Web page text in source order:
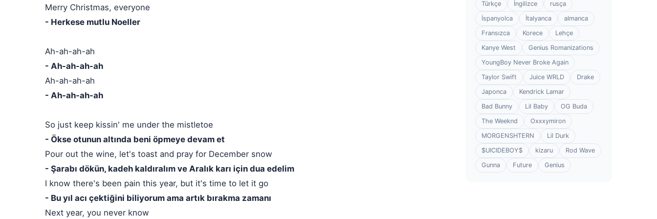
Merry Christmas, everyone
- Herkese mutlu Noeller
Ah-ah-ah-ah
- Ah-ah-ah-ah
Ah-ah-ah-ah
- Ah-ah-ah-ah
So just keep kissin' me under the mistletoe
- Ökse otunun altında beni öpmeye devam et
Pour out the wine, let's toast and pray for December snow
- Şarabı dökün, kadeh kaldıralım ve Aralık karı için dua edelim
I know there's been pain this year, but it's time to let it go
- Bu yıl acı çektiğini biliyorum ama artık bırakma zamanı
Next year, you never know
Türkçe İngilizce
rusça
İspanyolca
İtalyanca
almanca
Fransızca
Korece
Lehçe
Kanye West
Genius Romanizations
YoungBoy Never Broke Again
Taylor Swift
Juice WRLD
Drake
Japonca
Kendrick Lamar
Bad Bunny
Lil Baby
OG Buda
The Weeknd
Oxxxymiron
MORGENSHTERN
Lil Durk
$UICIDEBOY$
kizaru
Rod Wave
Gunna
Future Genius